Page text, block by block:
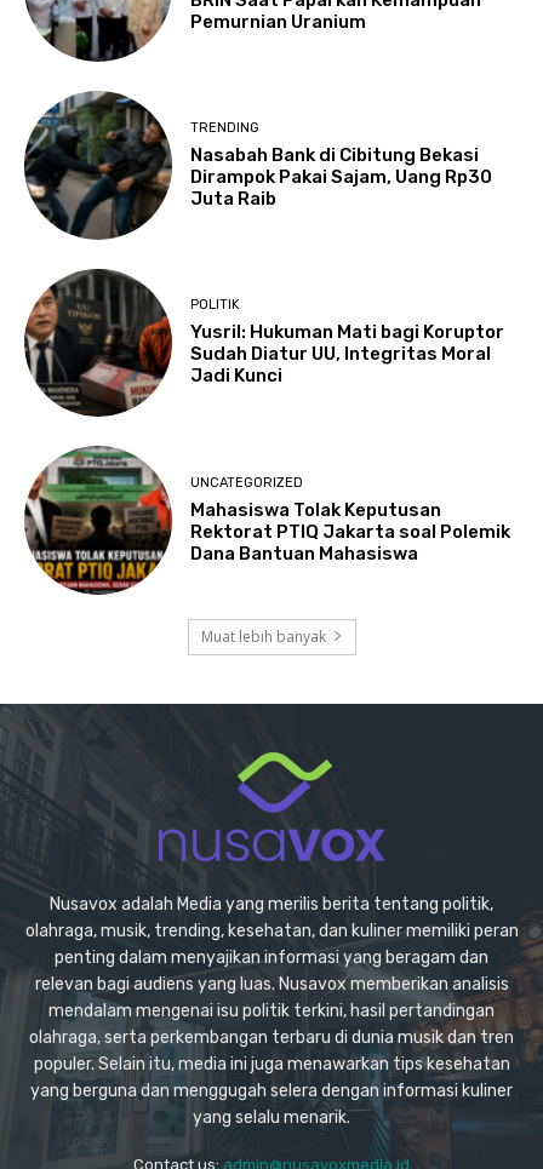
Pemurnian Uranium
TRENDING
Nasabah Bank di Cibitung Bekasi
Dirampok Pakai Sajam, Uang Rp30
Juta Raib
POLITIK
Yusril: Hukuman Mati bagi Koruptor
Sudah Diatur UU, Integritas Moral
Jadi Kunci
UNCATEGORIZED
Mahasiswa Tolak Keputusan
Rektorat PTIQ Jakarta soal Polemik
Dana Bantuan Mahasiswa
Muat lebih banyak
Nusavox adalah Media yang merilis berita tentang politik,
olahraga, musik, trending, kesehatan, dan kuliner memiliki peran
penting dalam menyajikan informasi yang beragam dan
relevan bagi audiens yang luas. Nusavox memberikan analisis
mendalam mengenai isu politik terkini, hasil pertandingan
olahraga, serta perkembangan terbaru di dunia musik dan tren
populer. Selain itu, media ini juga menawarkan tips kesehatan
yang berguna dan menggugah selera dengan informasi kuliner
yang selalu menarik.
Contact us: admin@nusavoxmedia.id